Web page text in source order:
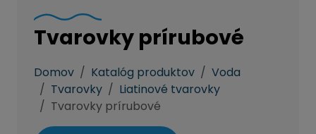
Tvarovky prírubové
Domov Katalóg produktov
Voda
Tvarovky
Liatinové tvarovky
Tvarovky prírubové